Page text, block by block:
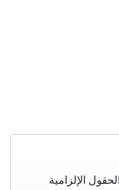
الحقول الإلزامية